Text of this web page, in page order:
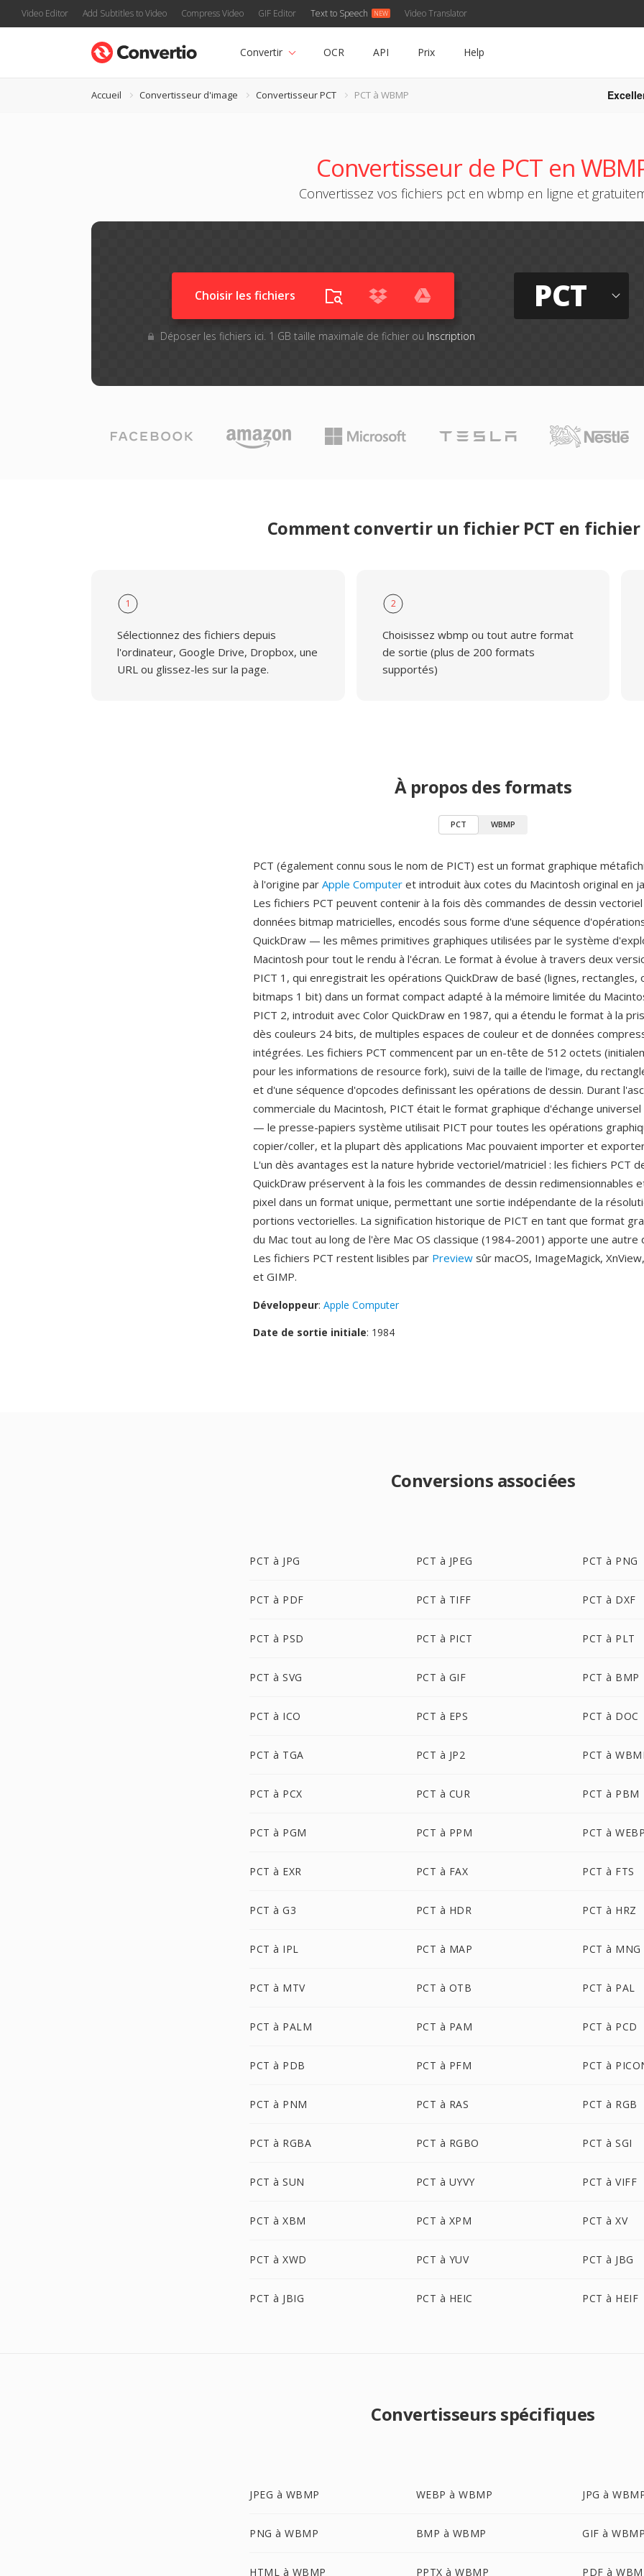
Video Editor Add Subtitles to Video Compress Video GIF Editor Text to Speech Video Translator
Convertir OCR API Prix Help
Accueil Convertisseur d'image Convertisseur PCT PCT à WBMP
Convertisseur de PCT en
Convertissez vos fichiers pct en wbmp en ligne et
Choisir les fichiers
Déposer les fichiers ici. 1 GB taille maximale de fichier ou Inscription
PCT
Comment convertir un fichier PCT en fichier
1
Sélectionnez des fichiers depuis
l'ordinateur, Google Drive, Dropbox, une
URL ou glissez-les sur la page.
2
Choisissez wbmp ou tout autre format
de sortie (plus de 200 formats
supportés)
À propos des formats
PCT WBMP
PCT (également connu sous le nom de PICT) est un format graphique
à l'origine par Apple Computer et introduit àux cotes du Macintosh original en
Les fichiers PCT peuvent contenir à la fois dès commandes de dessin
données bitmap matricielles, encodés sous forme d'une séquence
QuickDraw — les mêmes primitives graphiques utilisées par le système
Macintosh pour tout le rendu à l'écran. Le format à évolue à travers deux
PICT 1, qui enregistrait les opérations QuickDraw de basé (lignes, rectangles,
bitmaps 1 bit) dans un format compact adapté à la mémoire limitée du
PICT 2, introduit avec Color QuickDraw en 1987, qui a étendu le format à la
dès couleurs 24 bits, de multiples espaces de couleur et de données
intégrées. Les fichiers PCT commencent par un en-tête de 512 octets
pour les informations de resource fork), suivi de la taille de l'image, du
et d'une séquence d'opcodes definissant les opérations de dessin. Durant
commerciale du Macintosh, PICT était le format graphique d'échange universel
— le presse-papiers système utilisait PICT pour toutes les opérations
copier/coller, et la plupart dès applications Mac pouvaient importer et
L'un dès avantages est la nature hybride vectoriel/matriciel : les fichiers PCT
QuickDraw préservent à la fois les commandes de dessin redimensionnables
pixel dans un format unique, permettant une sortie indépendante de la
portions vectorielles. La signification historique de PICT en tant que format
du Mac tout au long de l'ère Mac OS classique (1984-2001) apporte une autre
Les fichiers PCT restent lisibles par Preview sûr macOS, ImageMagick,
et GIMP.
Développeur: Apple Computer
Date de sortie initiale: 1984
Conversions associées
PCT à JPG PCT à JPEG PCT à PNG
PCT à PDF PCT à TIFF PCT à DXF
PCT à PSD PCT à PICT PCT à PLT
PCT à SVG PCT à GIF PCT à BMP
PCT à ICO PCT à EPS PCT à DOC
PCT à TGA PCT à JP2 PCT à
PCT à PCX PCT à CUR PCT à PBM
PCT à PGM PCT à PPM PCT à
PCT à EXR PCT à FAX PCT à FTS
PCT à G3 PCT à HDR PCT à HRZ
PCT à IPL PCT à MAP PCT à MNG
PCT à MTV PCT à OTB PCT à PAL
PCT à PALM PCT à PAM PCT à PCD
PCT à PDB PCT à PFM PCT à
PCT à PNM PCT à RAS PCT à RGB
PCT à RGBA PCT à RGBO PCT à SGI
PCT à SUN PCT à UYVY PCT à VIFF
PCT à XBM PCT à XPM PCT à XV
PCT à XWD PCT à YUV PCT à JBG
PCT à JBIG PCT à HEIC PCT à HEIF
Convertisseurs spécifiques
JPEG à WBMP WEBP à WBMP JPG à
PNG à WBMP BMP à WBMP GIF à
HTML à WBMP PPTX à WBMP PDF à